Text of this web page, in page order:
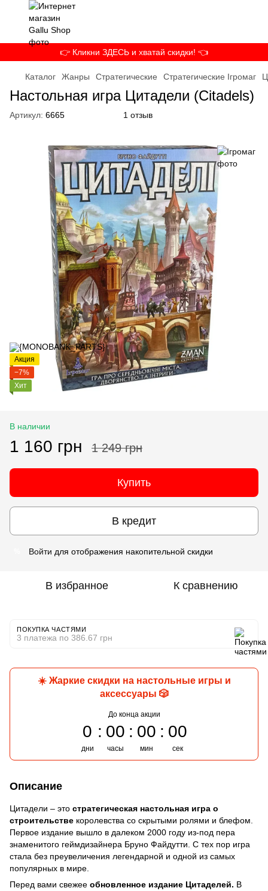
👉 Кликни ЗДЕСЬ и хватай скидки! 👈
Каталог Жанры Стратегические Стратегические Ігромаг
Настольная игра Цитадели (Citadels)
Артикул: 6665 1 отзыв
Акция
−7%
Хит
В наличии
1 160 грн 1 249 грн
Купить
В кредит
Войти для отображения накопительной скидки
В избранное К сравнению
ПОКУПКА ЧАСТЯМИ
3 платежа по 386.67 грн
☀️ Жаркие скидки на настольные игры и
аксессуары 🎲
До конца акции
0
дни
00
часы
00
мин
00
сек
Описание
Цитадели – это стратегическая настольная игра о
строительстве королевства со скрытыми ролями и блефом.
Первое издание вышло в далеком 2000 году из-под пера
знаменитого геймдизайнера Бруно Файдутти. С тех пор игра
стала без преувеличения легендарной и одной из самых
популярных в мире.
Перед вами свежее обновленное издание Цитаделей. В